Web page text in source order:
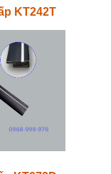
KT242T